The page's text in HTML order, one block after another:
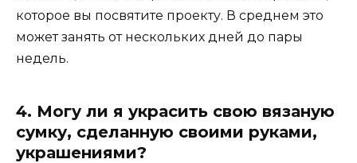
которое вы посвятите проекту. В среднем это
может занять от нескольких дней до пары
недель.
4. Могу ли я украсить свою вязаную
сумку, сделанную своими руками,
украшениями?